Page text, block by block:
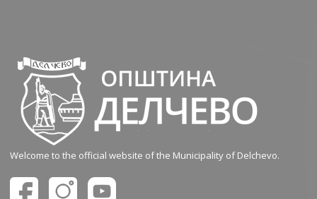
Welcome to the official website of the Municipality of Delchevo.